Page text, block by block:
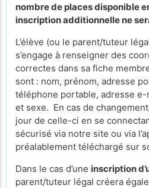
nombre de places disponible
inscription additionnelle ne
L’élève (ou le parent/tuteur
s’engage à renseigner des
correctes dans sa fiche
sont : nom, prénom, adresse
téléphone portable, adresse e-
et sexe. En cas de
jour de celle-ci en se
sécurisé via notre site ou via
préalablement téléchargé sur
Dans le cas d’une inscription
parent/tuteur légal créera